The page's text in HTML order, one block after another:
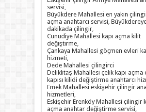
servisi,
Büyükdere Mahallesi en yakın
açma anahtarcı servisi,
dakikada çilingir,
Cunudiye Mahallesi kapı açma kilit
değiştirme,
Çankaya Mahallesi göçmen evleri
hizmeti,
Dede Mahallesi çilingirci
Deliklitaş Mahallesi çelik kapı açma
kapısı kilidi değiştirme anahtarcı
Emek Mahallesi eskişehir çilingir
hizmetleri,
Eskişehir Erenköy Mahallesi çilingir
açma anahtar değiştirme servisi,